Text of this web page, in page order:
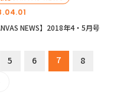
NEWS】2018年4・5月号
5 6 7
8